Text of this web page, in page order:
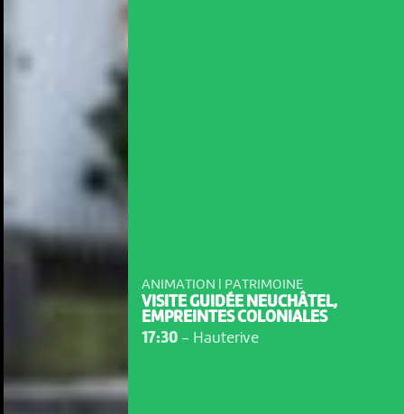
ANIMATION | PATRIMOINE
VISITE GUIDÉE NEUCHÂTEL,
EMPREINTES COLONIALES
17:30- Hauterive